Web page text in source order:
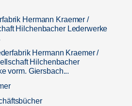
Hermann Kraemer /
Hilchenbacher Lederwerke
Hermann Kraemer /
Hilchenbacher
vorm. Giersbach...